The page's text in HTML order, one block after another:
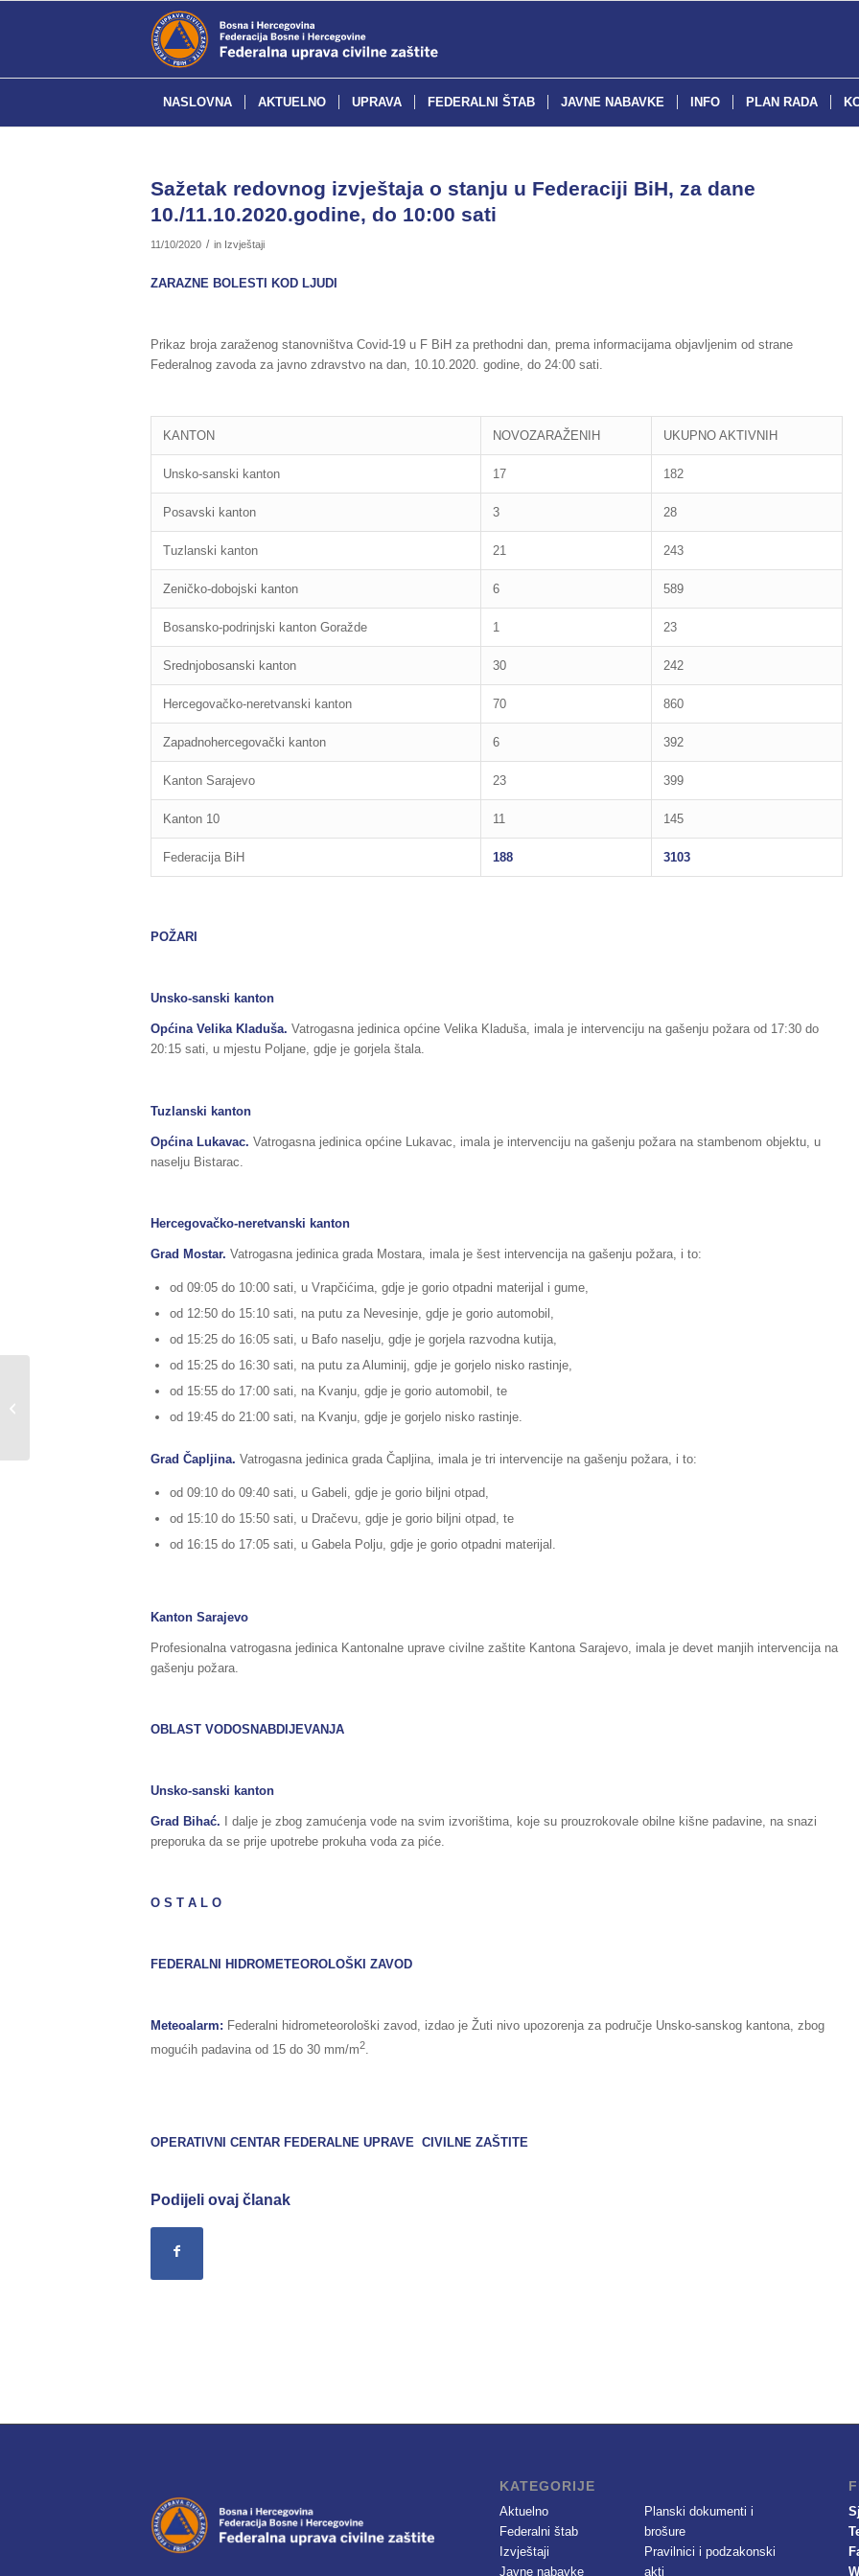
NASLOVNA AKTUELNO UPRAVA FEDERALNI ŠTAB JAVNE NABAVKE INFO PLAN RADA
Sažetak redovnog izvještaja o stanju u Federaciji BiH, za dane
10./11.10.2020.godine, do 10:00 sati
11/10/2020 / in Izvještaji
ZARAZNE BOLESTI KOD LJUDI
Prikaz broja zaraženog stanovništva Covid-19 u F BiH za prethodni dan, prema informacijama objavljenim od strane
Federalnog zavoda za javno zdravstvo na dan, 10.10.2020. godine, do 24:00 sati.
KANTON NOVOZARAŽENIH UKUPNO AKTIVNIH
Unsko-sanski kanton 17 182
Posavski kanton 3 28
Tuzlanski kanton 21 243
Zeničko-dobojski kanton 6 589
Bosansko-podrinjski kanton Goražde 1 23
Srednjobosanski kanton 30 242
Hercegovačko-neretvanski kanton 70 860
Zapadnohercegovački kanton 6 392
Kanton Sarajevo 23 399
Kanton 10 11 145
Federacija BiH 188 3103
POŽARI
Unsko-sanski kanton
Općina Velika Kladuša. Vatrogasna jedinica općine Velika Kladuša, imala je intervenciju na gašenju požara od 17:30 do
20:15 sati, u mjestu Poljane, gdje je gorjela štala.
Tuzlanski kanton
Općina Lukavac. Vatrogasna jedinica općine Lukavac, imala je intervenciju na gašenju požara na stambenom objektu, u
naselju Bistarac.
Hercegovačko-neretvanski kanton
Grad Mostar. Vatrogasna jedinica grada Mostara, imala je šest intervencija na gašenju požara, i to:
od 09:05 do 10:00 sati, u Vrapčićima, gdje je gorio otpadni materijal i gume,
od 12:50 do 15:10 sati, na putu za Nevesinje, gdje je gorio automobil,
od 15:25 do 16:05 sati, u Bafo naselju, gdje je gorjela razvodna kutija,
od 15:25 do 16:30 sati, na putu za Aluminij, gdje je gorjelo nisko rastinje,
od 15:55 do 17:00 sati, na Kvanju, gdje je gorio automobil, te
od 19:45 do 21:00 sati, na Kvanju, gdje je gorjelo nisko rastinje.
Grad Čapljina. Vatrogasna jedinica grada Čapljina, imala je tri intervencije na gašenju požara, i to:
od 09:10 do 09:40 sati, u Gabeli, gdje je gorio biljni otpad,
od 15:10 do 15:50 sati, u Dračevu, gdje je gorio biljni otpad, te
od 16:15 do 17:05 sati, u Gabela Polju, gdje je gorio otpadni materijal.
Kanton Sarajevo
Profesionalna vatrogasna jedinica Kantonalne uprave civilne zaštite Kantona Sarajevo, imala je devet manjih intervencija na
gašenju požara.
OBLAST VODOSNABDIJEVANJA
Unsko-sanski kanton
Grad Bihać.
I dalje je zbog zamućenja vode na svim izvorištima, koje su prouzrokovale obilne kišne padavine, na snazi
preporuka da se prije upotrebe prokuha voda za piće.
O S T A L O
FEDERALNI HIDROMETEOROLOŠKI ZAVOD
Meteoalarm: Federalni hidrometeorološki zavod, izdao je Žuti nivo upozorenja za područje Unsko-sanskog kantona, zbog
mogućih padavina od 15 do 30 mm/m2.
OPERATIVNI CENTAR FEDERALNE UPRAVE CIVILNE ZAŠTITE
Podijeli ovaj članak
KATEGORIJE
Aktuelno
Federalni štab
Izvještaji
Javne nabavke
Planski dokumenti i
brošure
Pravilnici i podzakonski
akti
Sažetak redovnog izvještaja o stanju